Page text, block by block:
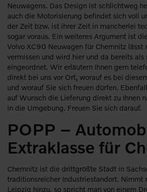
Neuwagens. Das Design ist schlichtweg
auch die Motorisierung befindet sich voll
der Zeit bzw. ist ihrer Zeit in mancherlei
sogar voraus. Ein weiteres Argument ist
Volvo XC90 Neuwagen für Chemnitz lässt
vermissen und wird hier und da bereits als
eingeordnet. Wir erläutern Ihnen gern
direkt bei uns vor Ort, worauf es bei
und worauf Sie sich freuen dürfen.
auf Wunsch die Lieferung direkt zu Ihnen
in die Umgebung. Freuen Sie sich darauf.
POPP –
Extraklasse für
Chemnitz ist die drittgrößte Stadt in
traditionsreicher Industriestandort. Nimmt
Leipzig hinzu, so spricht man von einem